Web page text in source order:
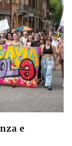
e